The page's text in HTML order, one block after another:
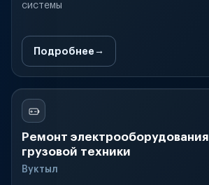
системы
Подробнее
Ремонт электрооборудования
грузовой техники
Вуктыл